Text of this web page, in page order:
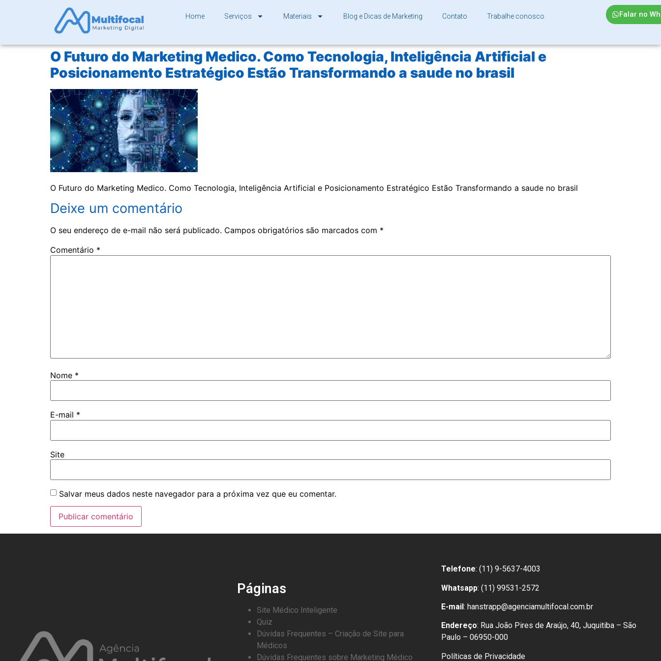
Home Serviços Materiais Blog e Dicas de Marketing Contato Trabalhe conosco Falar no
O Futuro do Marketing Medico. Como Tecnologia, Inteligência Artificial e
Posicionamento Estratégico Estão Transformando a saude no brasil
O Futuro do Marketing Medico. Como Tecnologia, Inteligência Artificial e Posicionamento Estratégico Estão Transformando a saude no brasil
Deixe um comentário
O seu endereço de e-mail não será publicado. Campos obrigatórios são marcados com *
Comentário *
Nome *
E-mail *
Site
Salvar meus dados neste navegador para a próxima vez que eu comentar.
Páginas
Site Médico Inteligente
Quiz
Dúvidas Frequentes – Criação de Site para
Médicos
Dúvidas Frequentes sobre Marketing Médico
Telefone: (11) 9-5637-4003
Whatsapp: (11) 99531-2572
E-mail: hanstrapp@agenciamultifocal.com.br
Endereço: Rua João Pires de Araújo, 40, Juquitiba – São
Paulo – 06950-000
Políticas de Privacidade